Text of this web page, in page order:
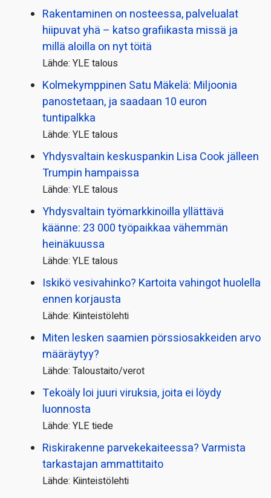
Rakentaminen on nosteessa, palvelualat
hiipuvat yhä – katso grafiikasta missä ja
millä aloilla on nyt töitä
Lähde: YLE talous
Kolmekymppinen Satu Mäkelä: Miljoonia
panostetaan, ja saadaan 10 euron
tuntipalkka
Lähde: YLE talous
Yhdysvaltain keskuspankin Lisa Cook jälleen
Trumpin hampaissa
Lähde: YLE talous
Yhdysvaltain työmarkkinoilla yllättävä
käänne: 23 000 työpaikkaa vähemmän
heinäkuussa
Lähde: YLE talous
Iskikö vesivahinko? Kartoita vahingot huolella
ennen korjausta
Lähde: Kiinteistölehti
Miten lesken saamien pörssi­osakkeiden arvo
määräytyy?
Lähde: Taloustaito/verot
Tekoäly loi juuri viruksia, joita ei löydy
luonnosta
Lähde: YLE tiede
Riskirakenne parvekekaiteessa? Varmista
tarkastajan ammattitaito
Lähde: Kiinteistölehti